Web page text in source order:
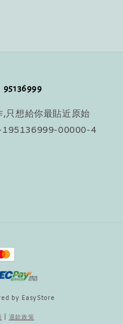
只想給你最貼近原始
195136999-00000-4
by EasyStore
退款政策